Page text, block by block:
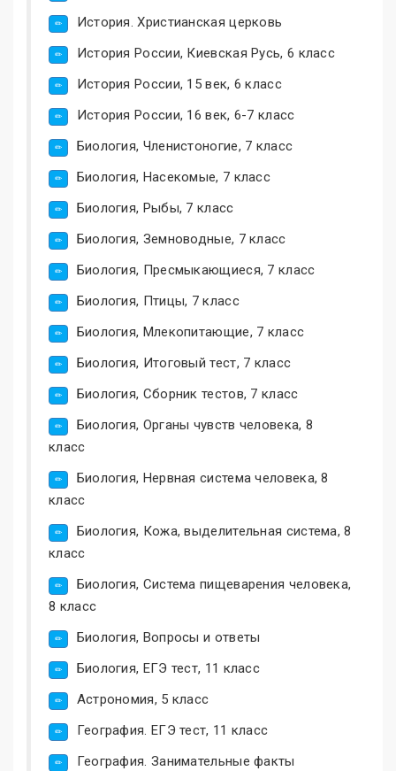
История. Христианская церковь
История России, Киевская Русь, 6 класс
История России, 15 век, 6 класс
История России, 16 век, 6-7 класс
Биология, Членистоногие, 7 класс
Биология, Насекомые, 7 класс
Биология, Рыбы, 7 класс
Биология, Земноводные, 7 класс
Биология, Пресмыкающиеся, 7 класс
Биология, Птицы, 7 класс
Биология, Млекопитающие, 7 класс
Биология, Итоговый тест, 7 класс
Биология, Сборник тестов, 7 класс
Биология, Органы чувств человека, 8
класс
Биология, Нервная система человека, 8
класс
Биология, Кожа, выделительная система, 8
класс
Биология, Система пищеварения человека,
8 класс
Биология, Вопросы и ответы
Биология, ЕГЭ тест, 11 класс
Астрономия, 5 класс
География. ЕГЭ тест, 11 класс
География. Занимательные факты